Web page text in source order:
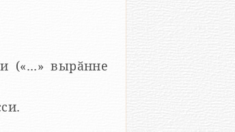
(«...» вырӑнне